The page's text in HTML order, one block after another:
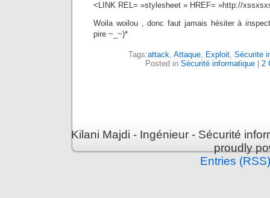
<LINK REL= »stylesheet » HREF= »http://
Woila woilou , donc faut jamais hésiter à
pire ~_~)*
Tags:attack, Attaque, Exploit, Sécurite
Posted in Sécurité informatique 2
Kilani Majdi - Ingénieur - Sécurité
proudly
Entries (RSS)